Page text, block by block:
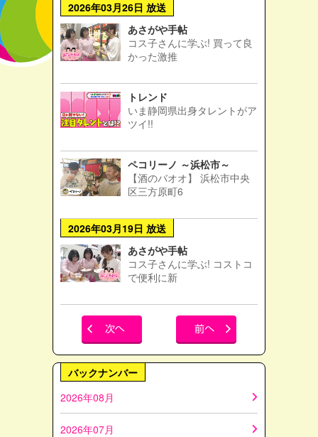
2026年03月26日 放送
あさがや手帖
コス子さんに学ぶ! 買って良
かった激推
トレンド
いま静岡県出身タレントがア
ツイ!!
ペコリーノ ～浜松市～
【酒のバオオ】 浜松市中央
区三方原町6
2026年03月19日 放送
あさがや手帖
コス子さんに学ぶ! コストコ
で便利に新
バックナンバー
2026年08月
2026年07月